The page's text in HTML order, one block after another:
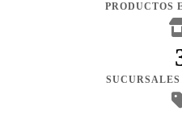
PRODUCTOS